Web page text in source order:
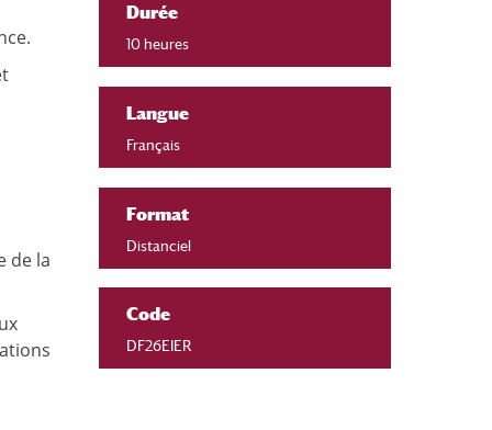
de la
Durée
10 heures
Langue
Français
Format
Distanciel
Code
DF26EIER